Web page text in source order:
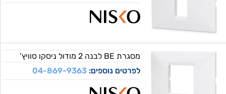
מסגרת BE לבנה 2 מודול ניסקו סוויץ’
לפרטים נוספים:04-869-9363